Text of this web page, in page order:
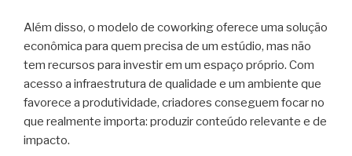
Além disso, o modelo de coworking oferece uma solução
econômica para quem precisa de um estúdio, mas não
tem recursos para investir em um espaço próprio. Com
acesso a infraestrutura de qualidade e um ambiente que
favorece a produtividade, criadores conseguem focar no
que realmente importa: produzir conteúdo relevante e de
impacto.